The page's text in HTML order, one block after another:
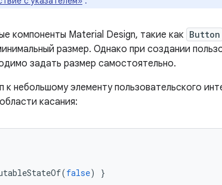
компоненты Material Design, такие как Button
размер. Однако при создании
задать размер самостоятельно.
небольшому элементу пользовательского
касания:
(false)
}